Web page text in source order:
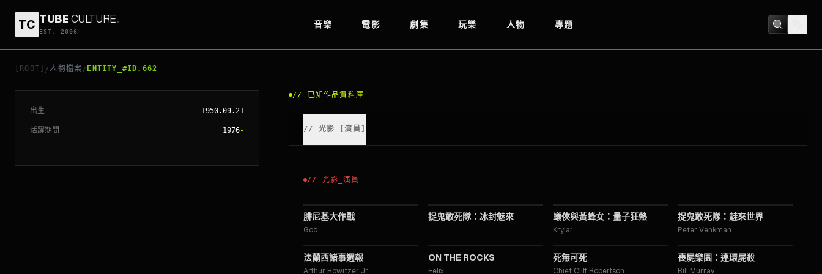
TC TUBECULTURE.
EST. 2006
音樂 電影 劇集 玩樂 人物 專題
[ROOT] /人物檔案 / ENTITY_#ID.662
// ENTITY_#ID.662
標梅利
出生 1950.09.21
活躍期間 1976-
// 已知作品資料庫
// 光影 [演員
// 光影 _演員
腓尼基大作戰
God
捉鬼敢死隊：冰封魅來 蟻俠與黃蜂女：量子狂熱
Krylar
捉鬼敢死隊：魅來世界
Peter Venkman
法蘭西諸事週報
Arthur Howitzer Jr.
ON THE ROCKS
Felix
死無可死
Chief Cliff Robertson
喪屍樂園：連環屍殺
Bill Murray